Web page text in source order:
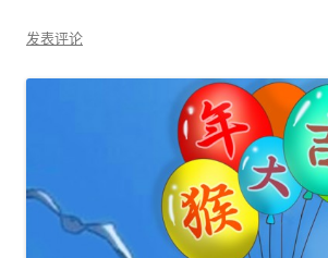
发表评论